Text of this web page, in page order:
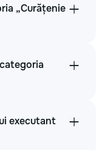
„Curățenie
executant